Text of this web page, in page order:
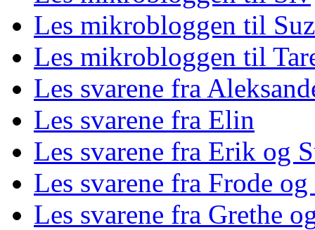
Les mikrobloggen til
Les mikrobloggen til
Les svarene fra
Les svarene fra Elin
Les svarene fra Erik og
Les svarene fra Frode
Les svarene fra Grethe